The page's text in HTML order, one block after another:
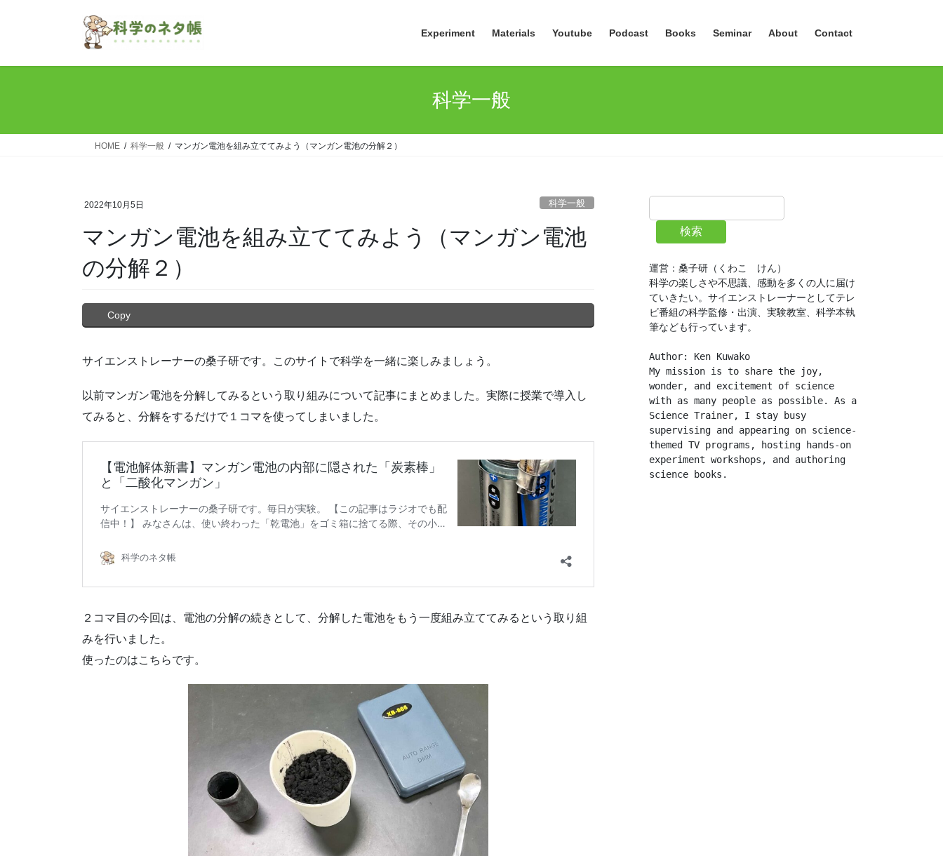
Experiment Materials Youtube Podcast Books Seminar About Contact
科学一般
HOME 科学一般 マンガン電池を組み立ててみよう（マンガン電池の分解２）
2022年10月5日 科学一般
マンガン電池を組み立ててみよう（マンガン電池
の分解２）
Copy
サイエンストレーナーの桑子研です。このサイトで科学を一緒に楽しみましょう。
以前マンガン電池を分解してみるという取り組みについて記事にまとめました。実際に授業で導入し
てみると、分解をするだけで１コマを使ってしまいました。
２コマ目の今回は、電池の分解の続きとして、分解した電池をもう一度組み立ててみるという取り組
みを行いました。
使ったのはこちらです。
検索
運営：桑子研（くわこ　けん）
科学の楽しさや不思議、感動を多くの人に届け
ていきたい。サイエンストレーナーとしてテレ
ビ番組の科学監修・出演、実験教室、科学本執
筆なども行っています。
Author: Ken Kuwako
My mission is to share the joy,
wonder, and excitement of science
with as many people as possible. As a
Science Trainer, I stay busy
supervising and appearing on science-
themed TV programs, hosting hands-on
experiment workshops, and authoring
science books.